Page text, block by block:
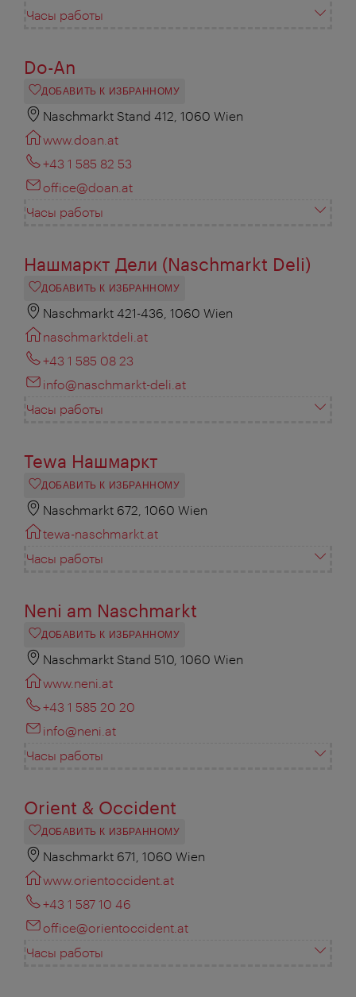
Часы работы
Do-An
ДОБАВИТЬ К ИЗБРАННОМУ
Naschmarkt Stand 412, 1060 Wien
www.doan.at
+43 1 585 82 53
office@doan.at
Часы работы
Нашмаркт Дели (Naschmarkt Deli)
ДОБАВИТЬ К ИЗБРАННОМУ
Naschmarkt 421-436, 1060 Wien
naschmarktdeli.at
+43 1 585 08 23
info@naschmarkt-deli.at
Часы работы
Tewa Нашмаркт
ДОБАВИТЬ К ИЗБРАННОМУ
Naschmarkt 672, 1060 Wien
tewa-naschmarkt.at
Часы работы
Neni am Naschmarkt
ДОБАВИТЬ К ИЗБРАННОМУ
Naschmarkt Stand 510, 1060 Wien
www.neni.at
+43 1 585 20 20
info@neni.at
Часы работы
Orient & Occident
ДОБАВИТЬ К ИЗБРАННОМУ
Naschmarkt 671, 1060 Wien
www.orientoccident.at
+43 1 587 10 46
office@orientoccident.at
Часы работы